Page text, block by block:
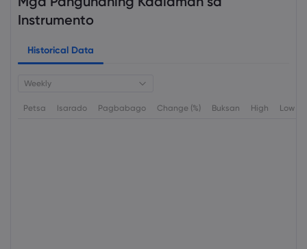
Instrumento
Historical Data
Weekly
Petsa Isarado Pagbabago Change (%) Buksan High Low